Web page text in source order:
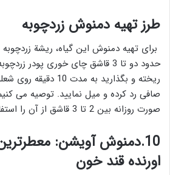
طرز تهیه دمنوش زردچوبه
برای تهیه دمنوش این گیاه، ریشة زردچوبه
ریخته و بگذارید به
صافی رد کرده و میل نمایید. توصیه می
صورت روزانه بین 2 تا 3 قاشق از آن را استفاده کنید.
10. دمنوش آویشن:
اورنده قند خون